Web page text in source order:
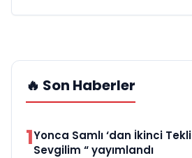
🔥 Son Haberler
1Yonca Samlı ‘dan İkinci
Sevgilim “ yayımlandı